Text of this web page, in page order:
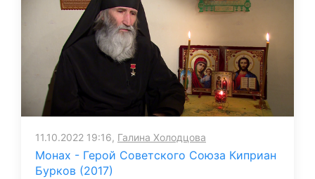
11.10.2022 19:16, Галина Холодцова
Монах - Герой Советского Союза Киприан
Бурков (2017)